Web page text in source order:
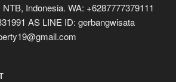
Indonesia. WA: +6287777379111
AS LINE ID: gerbangwisata